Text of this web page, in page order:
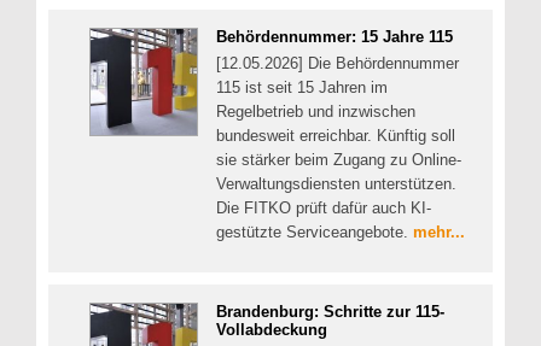
Behördennummer: 15 Jahre 115
[12.05.2026] Die Behördennummer
115 ist seit 15 Jahren im
Regelbetrieb und inzwischen
bundesweit erreichbar. Künftig soll
sie stärker beim Zugang zu Online-
Verwaltungsdiensten unterstützen.
Die FITKO prüft dafür auch KI-
gestützte Serviceangebote. mehr...
Brandenburg: Schritte zur 115-
Vollabdeckung